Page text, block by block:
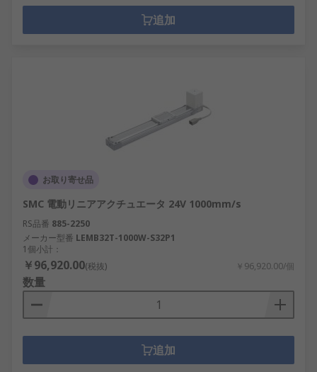
追加
お取り寄せ品
SMC 電動リニアアクチュエータ 24V 1000mm/s
RS品番 885-2250
メーカー型番 LEMB32T-1000W-S32P1
1個小計：
￥96,920.00(税抜) ￥96,920.00/個
数量
追加